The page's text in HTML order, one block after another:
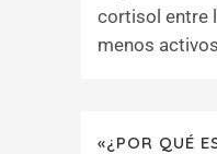
cortisol entre
menos
«¿POR QUÉ